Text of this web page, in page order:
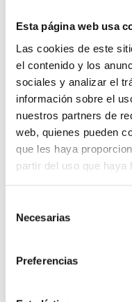
Esta página web usa
Las cookies de este
el contenido y los
sociales y analizar el
información sobre el
nuestros partners de
web, quienes pueden
que les haya
partir del uso que
Necesarias
Preferencias
Su acabado es enplata.
Marco de 3 elementos.
Pertenece a laserie
Asimismo indicar que su
es de +5°C a +35°C.
Finalmente indicar que su
horizontal.
Fabricado con los más
Especificaciones
Dimensiones
Tipo de producto
Temperatura de